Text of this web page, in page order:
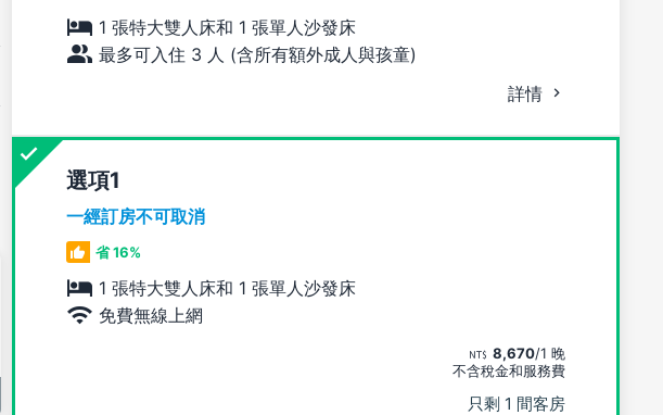
1 張特大雙人床和 1 張單人沙發床
最多可入住 3 人 (含所有額外成人與孩童)
詳情
選項
一經訂房不可取消
省 16%
1 張特大雙人床和 1 張單人沙發床
免費無線上網
8,670/1 晚
不含稅金和服務費
只剩 1 間客房